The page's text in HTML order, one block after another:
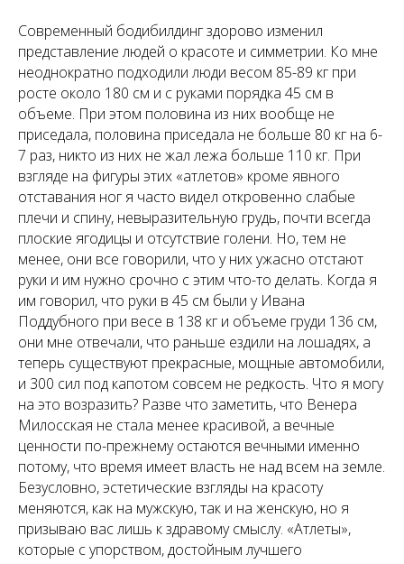
Современный бодибилдинг здорово изменил
представление людей о красоте и симметрии. Ко мне
неоднократно подходили люди весом 85-89 кг при
росте около 180 см и с руками порядка 45 см в
объеме. При этом половина из них вообще не
приседала, половина приседала не больше 80 кг на 6-
7 раз, никто из них не жал лежа больше 110 кг. При
взгляде на фигуры этих «атлетов» кроме явного
отставания ног я часто видел откровенно слабые
плечи и спину, невыразительную грудь, почти всегда
плоские ягодицы и отсутствие голени. Но, тем не
менее, они все говорили, что у них ужасно отстают
руки и им нужно срочно с этим что-то делать. Когда я
им говорил, что руки в 45 см были у Ивана
Поддубного при весе в 138 кг и объеме груди 136 см,
они мне отвечали, что раньше ездили на лошадях, а
теперь существуют прекрасные, мощные автомобили,
и 300 сил под капотом совсем не редкость. Что я могу
на это возразить? Разве что заметить, что Венера
Милосская не стала менее красивой, а вечные
ценности по-прежнему остаются вечными именно
потому, что время имеет власть не над всем на земле.
Безусловно, эстетические взгляды на красоту
меняются, как на мужскую, так и на женскую, но я
призываю вас лишь к здравому смыслу. «Атлеты»,
которые с упорством, достойным лучшего